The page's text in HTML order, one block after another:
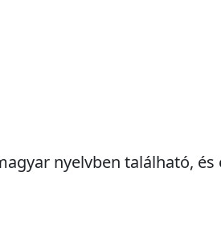
nyelvben található,